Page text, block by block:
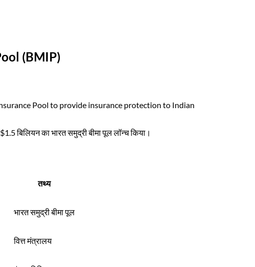
(BMIP)
Pool to provide insurance protection to Indian
बिलियन का भारत समुद्री बीमा पूल लॉन्च किया।
तथ्य
भारत समुद्री बीमा पूल
वित्त मंत्रालय